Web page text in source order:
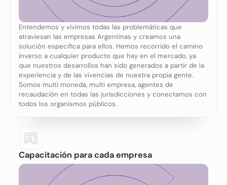
Entendemos y vivimos todas las problemáticas que
atraviesan las empresas Argentinas y creamos una
solución especifica para ellos. Hemos recorrido el camino
inverso a cualquier producto que hay en el mercado, ya
que nuestros desarrollos han sido generados a partir de la
experiencia y de las vivencias de nuestra propia gente.
Somos multi moneda, multi empresa, agentes de
recaudación en todas las jurisdicciones y conectamos con
todos los organismos públicos.
Capacitación para cada empresa